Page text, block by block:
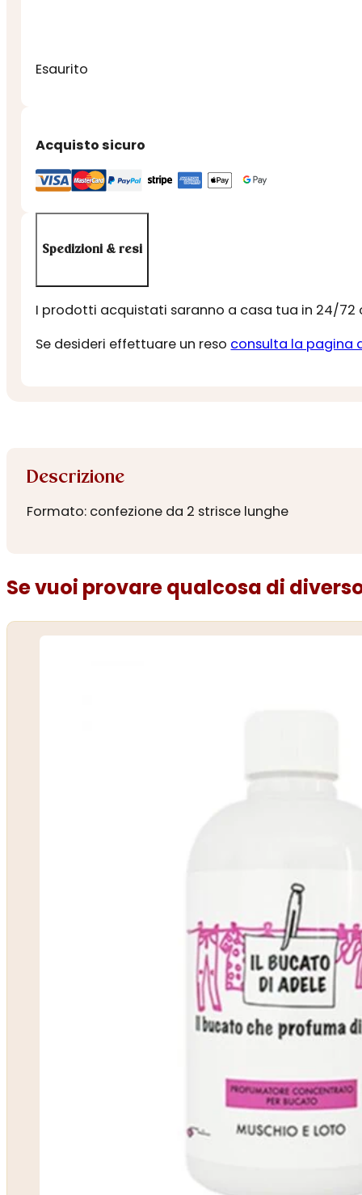
Esaurito
Acquisto sicuro
Spedizioni & resi
I prodotti acquistati saranno a casa tua in 24/72
Se desideri effettuare un reso consulta la pagina
Descrizione
Formato: confezione da 2 strisce lunghe
Se vuoi provare qualcosa di